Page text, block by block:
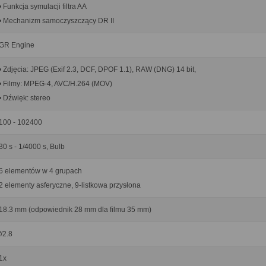
Funkcja symulacji filtra AA
Mechanizm samoczyszczący DR II
Engine
Zdjęcia: JPEG (Exif 2.3, DCF, DPOF 1.1), RAW (DNG) 14 bit,
Filmy: MPEG-4, AVC/H.264 (MOV)
Dźwięk: stereo
- 102400
s - 1/4000 s, Bulb
elementów w 4 grupach
elementy asferyczne, 9-listkowa przysłona
mm (odpowiednik 28 mm dla filmu 35 mm)
2.8